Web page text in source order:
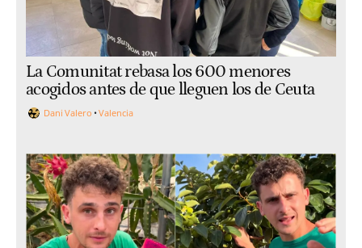
La Comunitat rebasa los 600 menores
acogidos antes de que lleguen los de Ceuta
Dani Valero Valencia